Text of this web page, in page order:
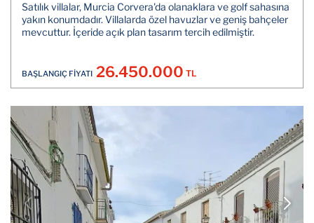
Satılık villalar, Murcia Corvera'da olanaklara ve golf sahasına
yakın konumdadır. Villalarda özel havuzlar ve geniş bahçeler
mevcuttur. İçeride açık plan tasarım tercih edilmiştir.
BAŞLANGIÇ FİYATI 26.450.000 TL